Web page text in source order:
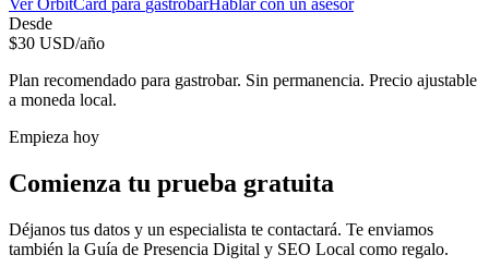
VerOrbitCard para gastrobarHablar con un asesor
Desde
$30 USD/año
Plan recomendado para gastrobar. Sin permanencia. Precio ajustable
a moneda local.
Empieza hoy
Comienza tu prueba gratuita
Déjanos tus datos y un especialista te contactará. Te enviamos
también la Guía de Presencia Digital y SEO Local como regalo.